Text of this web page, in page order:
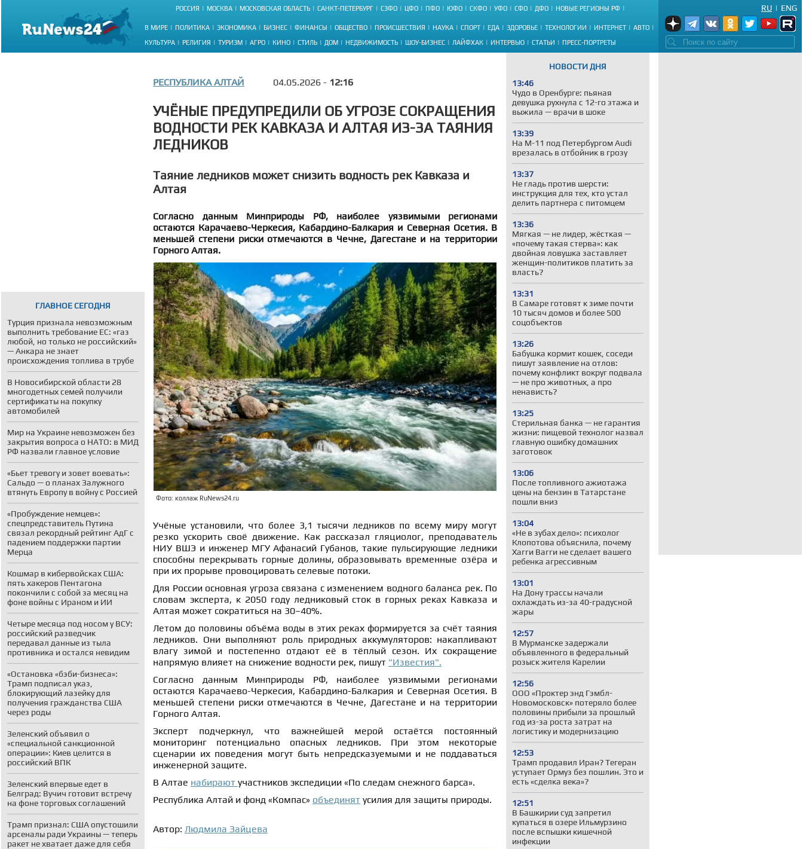
РОССИЯ МОСКВА МОСКОВСКАЯ ОБЛАСТЬ САНКТ-ПЕТЕРБУРГ СЗФО ЦФО ПФО ЮФО СКФО УФО СФО ДФО НОВЫЕ РЕГИОНЫ РФ
В МИРЕ ПОЛИТИКА ЭКОНОМИКА БИЗНЕС ФИНАНСЫ ОБЩЕСТВО ПРОИСШЕСТВИЯ НАУКА СПОРТ ЕДА ЗДОРОВЬЕ ТЕХНОЛОГИИ ИНТЕРНЕТ АВТО
КУЛЬТУРА РЕЛИГИЯ ТУРИЗМ АГРО КИНО СТИЛЬ ДОМ НЕДВИЖИМОСТЬ ШОУ-БИЗНЕС ЛАЙФХАК ИНТЕРВЬЮ СТАТЬИ ПРЕСС-ПОРТРЕТЫ
ENG
|
RU
ГЛАВНОЕ СЕГОДНЯ
Турция признала невозможным
выполнить требование ЕС: «газ
любой, но только не российский»
— Анкара не знает
происхождения топлива в трубе
В Новосибирской области 28
многодетных семей получили
сертификаты на покупку
автомобилей
Мир на Украине невозможен без
закрытия вопроса о НАТО: в МИД
РФ назвали главное условие
«Бьет тревогу и зовет воевать»:
Сальдо — о планах Залужного
втянуть Европу в войну с Россией
«Пробуждение немцев»:
спецпредставитель Путина
связал рекордный рейтинг АдГ с
падением поддержки партии
Мерца
Кошмар в кибервойсках США:
пять хакеров Пентагона
покончили с собой за месяц на
фоне войны с Ираном и ИИ
Четыре месяца под носом у ВСУ:
российский разведчик
передавал данные из тыла
противника и остался невидим
«Остановка «бэби-бизнеса»:
Трамп подписал указ,
блокирующий лазейку для
получения гражданства США
через роды
Зеленский объявил о
«специальной санкционной
операции»: Киев целится в
российский ВПК
Зеленский впервые едет в
Белград: Вучич готовит встречу
на фоне торговых соглашений
Трамп признал: США опустошили
арсеналы ради Украины — теперь
ракет не хватает даже для себя
НОВОСТИ ДНЯ
13:46
Чудо в Оренбурге: пьяная
девушка рухнула с 12-го этажа и
выжила — врачи в шоке
13:39
На М-11 под Петербургом Audi
врезалась в отбойник в грозу
13:37
Не гладь против шерсти:
инструкция для тех, кто устал
делить партнера с питомцем
13:36
Мягкая — не лидер, жёсткая —
«почему такая стерва»: как
двойная ловушка заставляет
женщин-политиков платить за
власть?
13:31
В Самаре готовят к зиме почти
10 тысяч домов и более 500
соцобъектов
13:26
Бабушка кормит кошек, соседи
пишут заявление на отлов:
почему конфликт вокруг подвала
— не про животных, а про
ненависть?
13:25
Стерильная банка — не гарантия
жизни: пищевой технолог назвал
главную ошибку домашних
заготовок
13:06
После топливного ажиотажа
цены на бензин в Татарстане
пошли вниз
13:04
«Не в зубах дело»: психолог
Клопотова объяснила, почему
Хагги Вагги не сделает вашего
ребенка агрессивным
13:01
На Дону трассы начали
охлаждать из-за 40-градусной
жары
12:57
В Мурманске задержали
объявленного в федеральный
розыск жителя Карелии
12:56
ООО «Проктер энд Гэмбл-
Новомосковск» потеряло более
половины прибыли за прошлый
год из-за роста затрат на
логистику и модернизацию
12:53
Трамп продавил Иран? Тегеран
уступает Ормуз без пошлин. Это и
есть «сделка века»?
12:51
В Башкирии суд запретил
купаться в озере Ильмурзино
после вспышки кишечной
инфекции
РЕСПУБЛИКА АЛТАЙ 04.05.2026 - 12:16
УЧЁНЫЕ ПРЕДУПРЕДИЛИ ОБ УГРОЗЕ СОКРАЩЕНИЯ
ВОДНОСТИ РЕК КАВКАЗА И АЛТАЯ ИЗ-ЗА ТАЯНИЯ
ЛЕДНИКОВ
Таяние ледников может снизить водность рек Кавказа и
Алтая
Согласно данным Минприроды РФ, наиболее уязвимыми регионами
остаются Карачаево-Черкесия, Кабардино-Балкария и Северная Осетия. В
меньшей степени риски отмечаются в Чечне, Дагестане и на территории
Горного Алтая.
Фото: коллаж RuNews24.ru
Учёные установили, что более 3,1 тысячи ледников по всему миру могут
резко ускорить своё движение. Как рассказал гляциолог, преподаватель
НИУ ВШЭ и инженер МГУ Афанасий Губанов, такие пульсирующие ледники
способны перекрывать горные долины, образовывать временные озёра и
при их прорыве провоцировать селевые потоки.
Для России основная угроза связана с изменением водного баланса рек. По
словам эксперта, к 2050 году ледниковый сток в горных реках Кавказа и
Алтая может сократиться на 30–40%.
Летом до половины объёма воды в этих реках формируется за счёт таяния
ледников. Они выполняют роль природных аккумуляторов: накапливают
влагу зимой и постепенно отдают её в тёплый сезон. Их сокращение
напрямую влияет на снижение водности рек, пишут "Известия".
Согласно данным Минприроды РФ, наиболее уязвимыми регионами
остаются Карачаево-Черкесия, Кабардино-Балкария и Северная Осетия. В
меньшей степени риски отмечаются в Чечне, Дагестане и на территории
Горного Алтая.
Эксперт подчеркнул, что важнейшей мерой остаётся постоянный
мониторинг потенциально опасных ледников. При этом некоторые
сценарии их поведения могут быть непредсказуемыми и не поддаваться
инженерной защите.
В Алтае набирают участников экспедиции «По следам снежного барса».
Республика Алтай и фонд «Компас» объединят усилия для защиты природы.
Автор: Людмила Зайцева